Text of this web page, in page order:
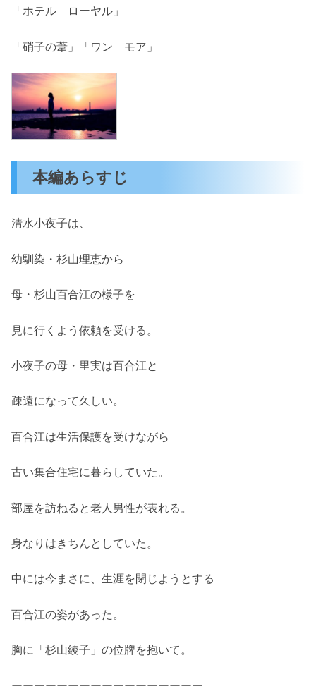
「ホテル ローヤル」
「硝子の葦」「ワン モア」
本編あらすじ
清水小夜子は、
幼馴染・杉山理恵から
母・杉山百合江の様子を
見に行くよう依頼を受ける。
小夜子の母・里実は百合江と
疎遠になって久しい。
百合江は生活保護を受けながら
古い集合住宅に暮らしていた。
部屋を訪ねると老人男性が表れる。
身なりはきちんとしていた。
中には今まさに、生涯を閉じようとする
百合江の姿があった。
胸に「杉山綾子」の位牌を抱いて。
ーーーーーーーーーーーーーーーーー